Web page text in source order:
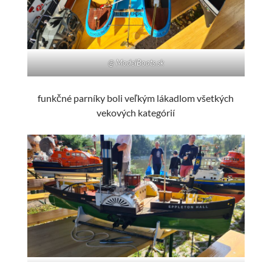
@ ModelBoats.sk
funkčné parníky boli veľkým lákadlom všetkých
vekových kategórií